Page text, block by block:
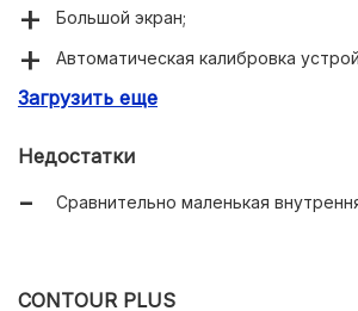
Большой экран;
Автоматическая калибровка
Максимальная точность измерения;
Загрузить еще
Недостатки
Сравнительно маленькая
CONTOUR PLUS